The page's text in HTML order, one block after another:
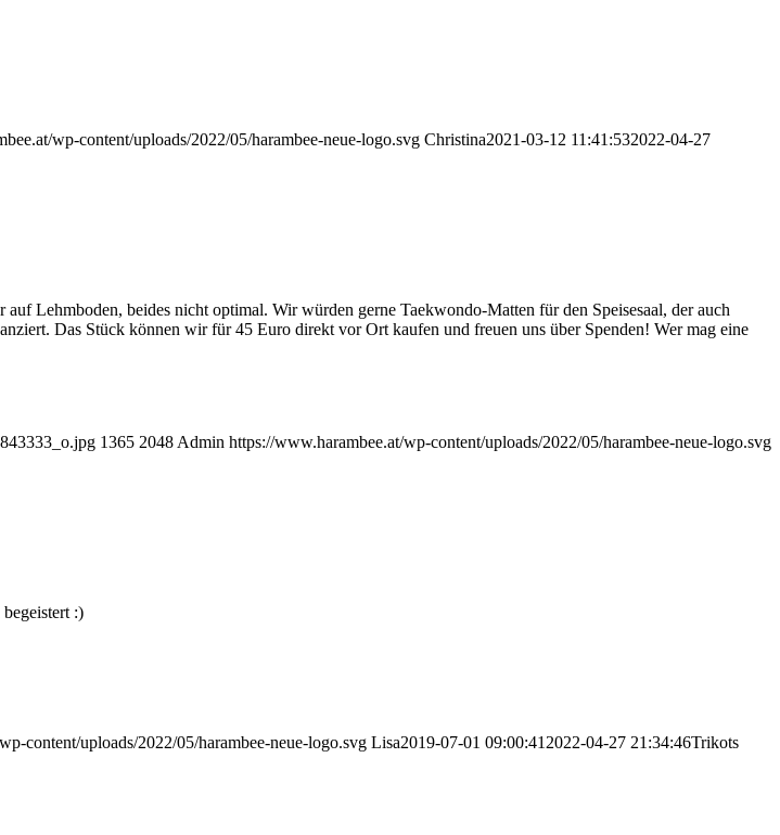
wp-content/uploads/2022/05/harambee-neue-logo.svg Christina2021-03-12 11:41:532022-04-27
Lehmboden, beides nicht optimal. Wir würden gerne Taekwondo-Matten für den Speisesaal, der auch
Das Stück können wir für 45 Euro direkt vor Ort kaufen und freuen uns über Spenden! Wer mag eine
1365 2048 Admin https://www.harambee.at/wp-content/uploads/2022/05/harambee-neue-logo.svg
:)
content/uploads/2022/05/harambee-neue-logo.svg Lisa2019-07-01 09:00:41 2022-04-27 21:34:46Trikots